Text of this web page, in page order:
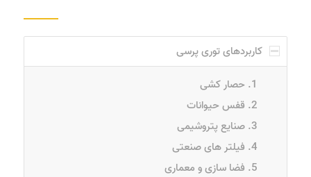
کاربردهای توری پرسی
حصار کشی
قفس حیوانات
صنایع پتروشیمی
فیلتر های صنعتی
فضا سازی و معماری